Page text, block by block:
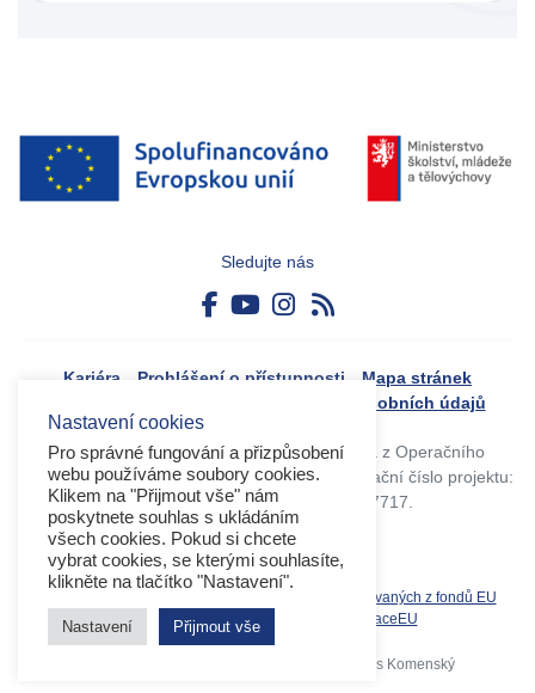
Sledujte nás
Kariéra Prohlášení o přístupnosti
Mapa stránek
Zásady ochrany osobních údajů
Tvorba webového portálu byla financovaná z Operačního
programu Výzkum, vývoj a vzdělávání. Registrační číslo projektu:
CZ.02.4.125/0.0/0.0/17_045/0017717.
Databáze produktů spolufinancovaných z fondů EU
OPVVV
EK MS2021+ DotaceEU
Copyright 2026 © Operační program Jan Amos Komenský
Nastavení cookies
Pro správné fungování a přizpůsobení
webu používáme soubory cookies.
Klikem na "Přijmout vše" nám
poskytnete souhlas s ukládáním
všech cookies. Pokud si chcete
vybrat cookies, se kterými souhlasíte,
klikněte na tlačítko "Nastavení".
Nastavení Přijmout vše